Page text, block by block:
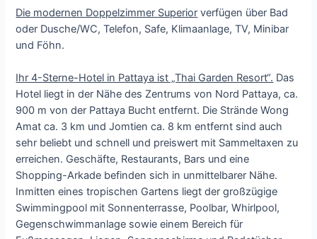
Die modernen Doppelzimmer Superior verfügen über Bad
oder Dusche/WC, Telefon, Safe, Klimaanlage, TV, Minibar
und Föhn.
Ihr 4-Sterne-Hotel in Pattaya ist „Thai Garden Resort“. Das
Hotel liegt in der Nähe des Zentrums von Nord Pattaya, ca.
900 m von der Pattaya Bucht entfernt. Die Strände Wong
Amat ca. 3 km und Jomtien ca. 8 km entfernt sind auch
sehr beliebt und schnell und preiswert mit Sammeltaxen zu
erreichen. Geschäfte, Restaurants, Bars und eine
Shopping-Arkade befinden sich in unmittelbarer Nähe.
Inmitten eines tropischen Gartens liegt der großzügige
Swimmingpool mit Sonnenterrasse, Poolbar, Whirlpool,
Gegenschwimmanlage sowie einem Bereich für